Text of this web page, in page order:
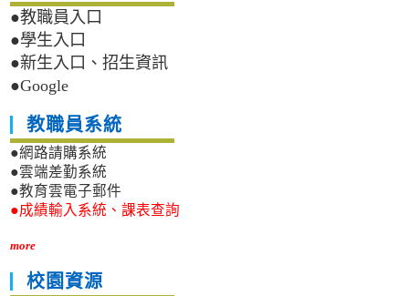
●教職員入口
●學生入口
●新生入口、招生資訊
●Google
教職員系統
●網路請購系統
●雲端差勤系統
●教育雲電子郵件
●成績輸入系統、課表查詢
more
校園資源